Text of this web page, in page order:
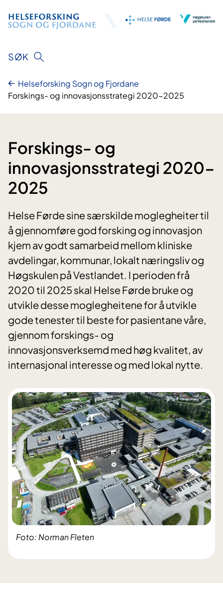
innhald
SØK
Helseforsking Sogn og Fjordane
Forskings- og innovasjonsstrategi 2020-2025
Forskings- og
innovasjonsstrategi 2020-
2025
Helse Førde sine særskilde moglegheiter til
å gjennomføre god forsking og innovasjon
kjem av godt samarbeid mellom kliniske
avdelingar, kommunar, lokalt næringsliv og
Høgskulen på Vestlandet. I perioden frå
2020 til 2025 skal Helse Førde bruke og
utvikle desse moglegheitene for å utvikle
gode tenester til beste for pasientane våre,
gjennom forskings- og
innovasjonsverksemd med høg kvalitet, av
internasjonal interesse og med lokal nytte.
Foto: Norman Fleten